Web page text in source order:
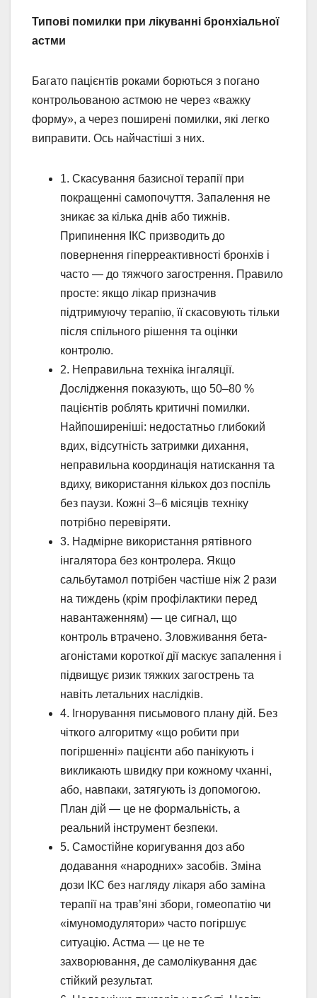
Типові помилки при лікуванні бронхіальної
астми
Багато пацієнтів роками борються з погано
контрольованою астмою не через «важку
форму», а через поширені помилки, які легко
виправити. Ось найчастіші з них.
1. Скасування базисної терапії при
покращенні самопочуття. Запалення не
зникає за кілька днів або тижнів.
Припинення ІКС призводить до
повернення гіперреактивності бронхів і
часто — до тяжчого загострення. Правило
просте: якщо лікар призначив
підтримуючу терапію, її скасовують тільки
після спільного рішення та оцінки
контролю.
2. Неправильна техніка інгаляції.
Дослідження показують, що 50–80 %
пацієнтів роблять критичні помилки.
Найпоширеніші: недостатньо глибокий
вдих, відсутність затримки дихання,
неправильна координація натискання та
вдиху, використання кількох доз поспіль
без паузи. Кожні 3–6 місяців техніку
потрібно перевіряти.
3. Надмірне використання рятівного
інгалятора без контролера. Якщо
сальбутамол потрібен частіше ніж 2 рази
на тиждень (крім профілактики перед
навантаженням) — це сигнал, що
контроль втрачено. Зловживання бета-
агоністами короткої дії маскує запалення і
підвищує ризик тяжких загострень та
навіть летальних наслідків.
4. Ігнорування письмового плану дій. Без
чіткого алгоритму «що робити при
погіршенні» пацієнти або панікують і
викликають швидку при кожному чханні,
або, навпаки, затягують із допомогою.
План дій — це не формальність, а
реальний інструмент безпеки.
5. Самостійне коригування доз або
додавання «народних» засобів. Зміна
дози ІКС без нагляду лікаря або заміна
терапії на трав’яні збори, гомеопатію чи
«імуномодулятори» часто погіршує
ситуацію. Астма — це не те
захворювання, де самолікування дає
стійкий результат.